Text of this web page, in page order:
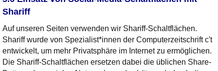
Shariff
Auf unseren Seiten verwenden wir Shariff-Schaltflächen.
Shariff wurde von Spezialist*innen der Computerzeitschrift c't
entwickelt, um mehr Privatsphäre im Internet zu ermöglichen.
Die Shariff-Schaltflächen ersetzen dabei die üblichen Share-